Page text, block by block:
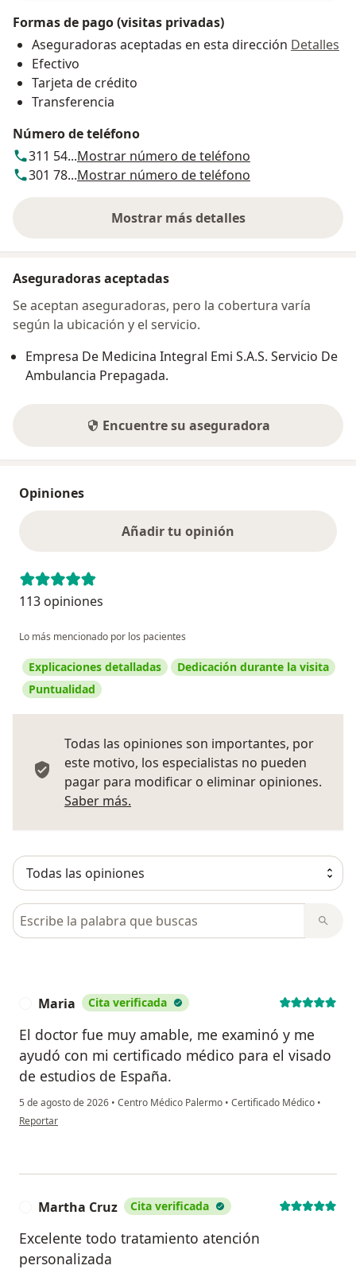
Formas de pago (visitas privadas)
Aseguradoras aceptadas en esta dirección Detalles
Efectivo
Tarjeta de crédito
Transferencia
Número de teléfono
311 54...Mostrar número de teléfono
301 78...Mostrar número de teléfono
Mostrar más detalles
sobre la dirección
Aseguradoras aceptadas
Se aceptan aseguradoras, pero la cobertura varía
según la ubicación y el servicio.
Empresa De Medicina Integral Emi S.A.S. Servicio De
Ambulancia Prepagada.
Encuentre su aseguradora
Opiniones
Añadir tu opinión
113 opiniones
Lo más mencionado por los pacientes
Explicaciones detalladas
Dedicación durante la visita
Puntualidad
Todas las opiniones son importantes, por
este motivo, los especialistas no pueden
pagar para modificar o eliminar opiniones.
Saber más.
Busca en opiniones
Maria Cita verificada
El doctor fue muy amable, me examinó y me
ayudó con mi certificado médico para el visado
de estudios de España.
5 de agosto de 2026 • Centro Médico Palermo • Certificado Médico •
en opinión del usuario Maria
Reportar
Martha Cruz Cita verificada
Excelente todo tratamiento atención
personalizada